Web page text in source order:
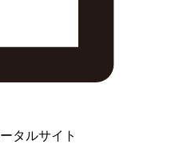
タルサイト